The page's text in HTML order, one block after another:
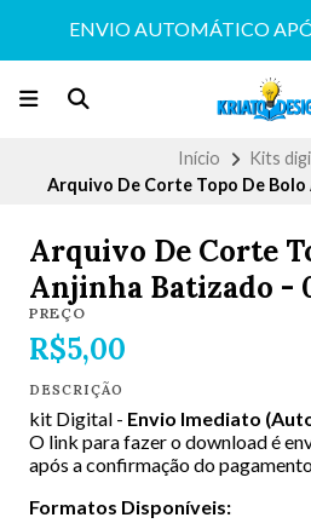
ENVIO AUTOMÁTICO
Início
Kits
Arquivo De Corte Topo De
Arquivo De Corte
Anjinha Batizado -
PREÇO
R$5,00
DESCRIÇÃO
kit Digital - Envio Imediato
O link para fazer o download é
após a confirmação do
Formatos Disponíveis: